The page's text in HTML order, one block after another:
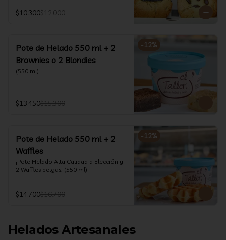
$10.300$12.000
-12%
Pote de Helado 550 ml + 2
Brownies o 2 Blondies
(550 ml)
$13.450$15.300
-12%
Pote de Helado 550 ml + 2
Waffles
¡Pote Helado Alta Calidad a Elección y
2 Waffles belgas! (550 ml)
$14.700$16.700
Helados Artesanales